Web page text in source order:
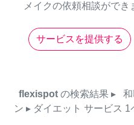
メイクの依頼相談ができ
サービスを提供する
flexispot の検索結果 ▸
ン ▸ ダイエット サービス 1